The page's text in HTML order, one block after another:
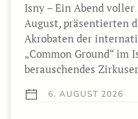
Isny – Ein Abend voller
August, präsentierten
Akrobaten der
„Common Ground“ im
berauschendes
6. AUGUST 2026